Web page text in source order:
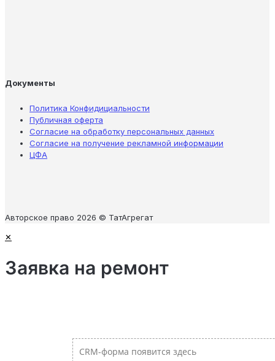
Документы
Политика Конфидициальности
Публичная оферта
Согласие на обработку персональных данных
Согласие на получение рекламной информации
ЦФА
Авторское право 2026 © ТатАгрегат
✕
Заявка на ремонт